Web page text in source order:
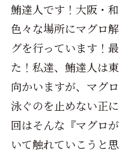
鮪達人です！大阪・
色々な場所にマグロ
グを行っています！
た！私達、鮪達人は
向かいますが、マグ
泳ぐのを止めない正
回はそんな『マグロ
いて触れていこうと思